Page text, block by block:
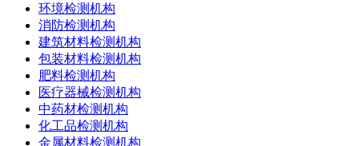
环境检测机构
消防检测机构
建筑材料检测机构
包装材料检测机构
肥料检测机构
医疗器械检测机构
中药材检测机构
化工品检测机构
金属材料检测机构